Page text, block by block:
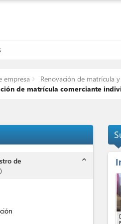
empresa
Renovación de matrícula
de matrícula comerciante
de
)
expand_less